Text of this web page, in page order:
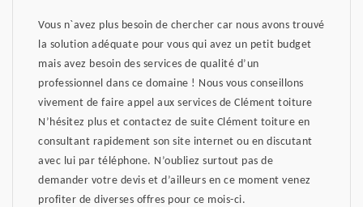
Vous n`avez plus besoin de chercher car nous avons trouvé
la solution adéquate pour vous qui avez un petit budget
mais avez besoin des services de qualité d’un
professionnel dans ce domaine ! Nous vous conseillons
vivement de faire appel aux services de Clément toiture
N’hésitez plus et contactez de suite Clément toiture en
consultant rapidement son site internet ou en discutant
avec lui par téléphone. N’oubliez surtout pas de
demander votre devis et d’ailleurs en ce moment venez
profiter de diverses offres pour ce mois-ci.